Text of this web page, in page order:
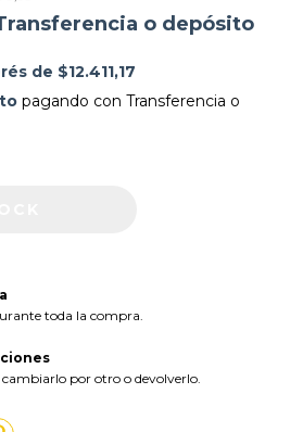
o depósito
de $12.411,17
pagando con Transferencia o
toda la compra.
cambiarlo por otro o devolverlo.